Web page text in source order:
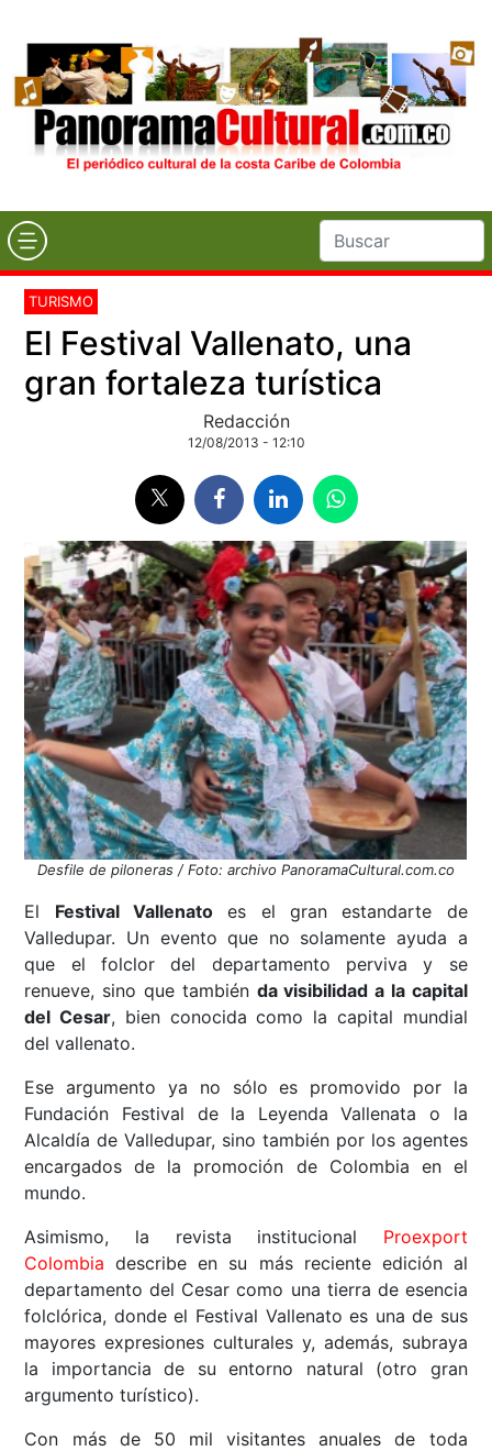
TURISMO
El Festival Vallenato, una
gran fortaleza turística
Redacción
12/08/2013 - 12:10
Desfile de piloneras / Foto: archivo PanoramaCultural.com.co
El Festival Vallenato es el gran estandarte de
Valledupar. Un evento que no solamente ayuda a
que el folclor del departamento perviva y se
renueve, sino que también da visibilidad a la capital
del Cesar, bien conocida como la capital mundial
del vallenato.
Ese argumento ya no sólo es promovido por la
Fundación Festival de la Leyenda Vallenata o la
Alcaldía de Valledupar, sino también por los agentes
encargados de la promoción de Colombia en el
mundo.
Asimismo, la revista institucional Proexport
Colombia describe en su más reciente edición al
departamento del Cesar como una tierra de esencia
folclórica, donde el Festival Vallenato es una de sus
mayores expresiones culturales y, además, subraya
la importancia de su entorno natural (otro gran
argumento turístico).
Con más de 50 mil visitantes anuales de toda